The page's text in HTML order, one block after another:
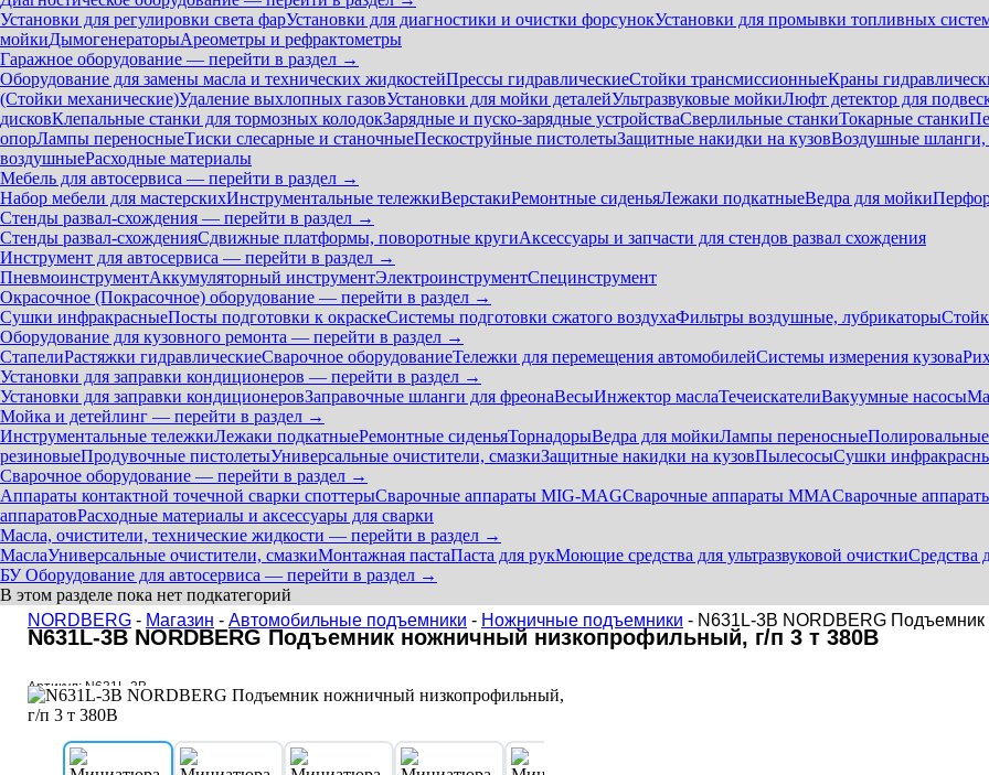
Установки для регулировки света фарУстановки для диагностики и очистки форсунокУстановки для промывки топливных
мойкиДымогенераторыАреометры и рефрактометры
Гаражное оборудование — перейти в раздел →
Оборудование для замены масла и технических жидкостейПрессы гидравлическиеСтойки трансмиссионныеКраны
(Стойки механические)Удаление выхлопных газовУстановки для мойки деталейУльтразвуковые мойкиЛюфт детектор для
дисковКлепальные станки для тормозных колодокЗарядные и пуско-зарядные устройстваСверлильные станкиТокарные станки
опорЛампы переносныеТиски слесарные и станочныеПескоструйные пистолетыЗащитные накидки на кузовВоздушные шланги,
воздушныеРасходные материалы
Мебель для автосервиса — перейти в раздел →
Набор мебели для мастерскихИнструментальные тележкиВерстакиРемонтные сиденьяЛежаки подкатныеВедра для мойки
Стенды развал-схождения — перейти в раздел →
Стенды развал-схожденияСдвижные платформы, поворотные кругиАксессуары и запчасти для стендов развал схождения
Инструмент для автосервиса — перейти в раздел →
ПневмоинструментАккумуляторный инструментЭлектроинструментСпецинструмент
Окрасочное (Покрасочное) оборудование — перейти в раздел →
Сушки инфракрасныеПосты подготовки к окраскеСистемы подготовки сжатого воздухаФильтры воздушные, лубрикаторы
Оборудование для кузовного ремонта — перейти в раздел →
СтапелиРастяжки гидравлическиеСварочное оборудованиеТележки для перемещения автомобилейСистемы измерения кузова
Установки для заправки кондиционеров — перейти в раздел →
Установки для заправки кондиционеровЗаправочные шланги для фреонаВесыИнжектор маслаТечеискателиВакуумные насосы
Мойка и детейлинг — перейти в раздел →
Инструментальные тележкиЛежаки подкатныеРемонтные сиденьяТорнадорыВедра для мойкиЛампы переносные
резиновыеПродувочные пистолетыУниверсальные очистители, смазкиЗащитные накидки на кузовПылесосыСушки
Сварочное оборудование — перейти в раздел →
Аппараты контактной точечной сварки cпоттерыСварочные аппараты MIG-MAGСварочные аппараты MMAСварочные
аппаратовРасходные материалы и аксессуары для сварки
Масла, очистители, технические жидкости — перейти в раздел →
МаслаУниверсальные очистители, смазкиМонтажная пастаПаста для рукМоющие средства для ультразвуковой очисткиСредства
БУ Оборудование для автосервиса — перейти в раздел →
В этом разделе пока нет подкатегорий
NORDBERG - Магазин - Автомобильные подъемники - Ножничные подъемники - N631L-3B NORDBERG
N631L-3B NORDBERG Подъемник ножничный низкопрофильный, г/п 3 т 380В
Артикул: N631L-3B